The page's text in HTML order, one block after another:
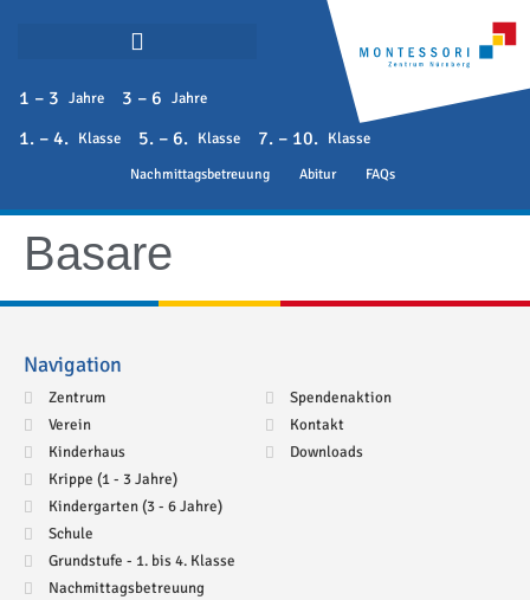
1 – 3 Jahre 3 – 6 Jahre
1. – 4. Klasse 5. – 6. Klasse 7. – 10. Klasse
Nachmittagsbetreuung Abitur FAQs
Basare
Navigation
Zentrum
Verein
Kinderhaus
Krippe (1 - 3 Jahre)
Kindergarten (3 - 6 Jahre)
Schule
Grundstufe - 1. bis 4. Klasse
Nachmittagsbetreuung
Spendenaktion
Kontakt
Downloads